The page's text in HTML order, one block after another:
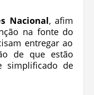
Nacional, afim
na fonte do
entregar ao
de que estão
simplificado de